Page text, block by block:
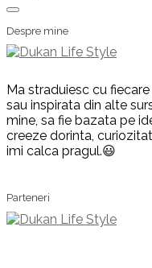
Despre mine
Ma straduiesc cu
sau inspirata din alte
mine, sa fie bazata pe
creeze dorinta,
imi calca pragul.😃
Parteneri